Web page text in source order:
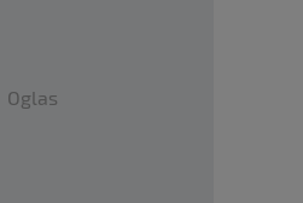
Oglas